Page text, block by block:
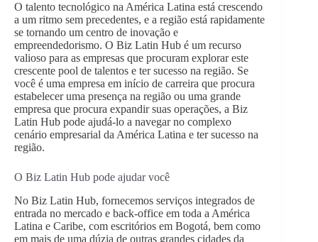
O talento tecnológico na América Latina está crescendo
a um ritmo sem precedentes, e a região está rapidamente
se tornando um centro de inovação e
empreendedorismo. O Biz Latin Hub é um recurso
valioso para as empresas que procuram explorar este
crescente pool de talentos e ter sucesso na região. Se
você é uma empresa em início de carreira que procura
estabelecer uma presença na região ou uma grande
empresa que procura expandir suas operações, a Biz
Latin Hub pode ajudá-lo a navegar no complexo
cenário empresarial da América Latina e ter sucesso na
região.
O Biz Latin Hub pode ajudar você
No Biz Latin Hub, fornecemos serviços integrados de
entrada no mercado e back-office em toda a América
Latina e Caribe, com escritórios em Bogotá, bem como
em mais de uma dúzia de outras grandes cidades da